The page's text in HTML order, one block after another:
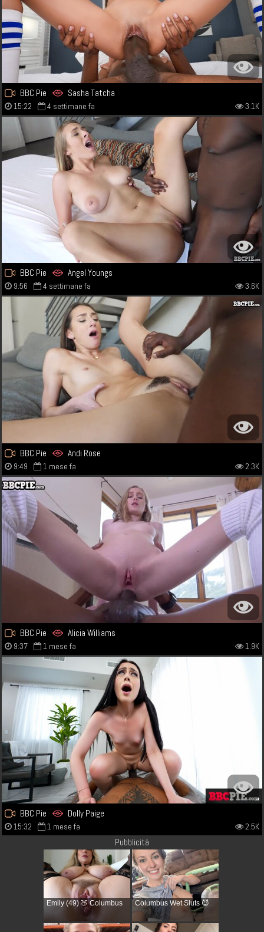
BBC Pie Sasha Tatcha
15:22 4 settimane fa 3.1K
BBC Pie Angel Youngs
9:56 4 settimane fa 3.6K
BBC Pie Andi Rose
9:49 1 mese fa 2.3K
BBC Pie Alicia Williams
9:37 1 mese fa 1.9K
BBC Pie Dolly Paige
15:32 1 mese fa 2.5K
Pubblicità
Emily (49) 🍑 Columbus Columbus Wet Sluts 😈